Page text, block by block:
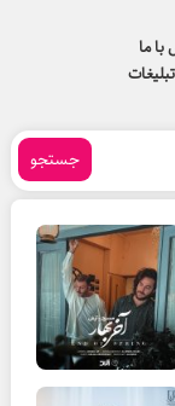
ما
تبلیغات
جستجو